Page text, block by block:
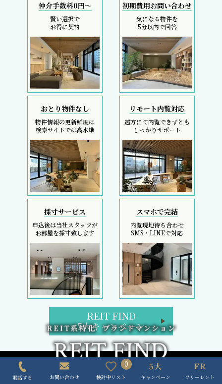
採寸サービス
申込後は当社スタッフが
お部屋を採寸致します
スマホで完結
内覧現地待ち合わせ
SMS・LINEで対応
REIT FIND
5大キャンペーン
初回契約金のコストカットは、フリーレント検索へ
REIT FIND トップページ
ブランドマンション検索
電話する お問い合わせ
0
検討中リスト キャンペーン フリーレント